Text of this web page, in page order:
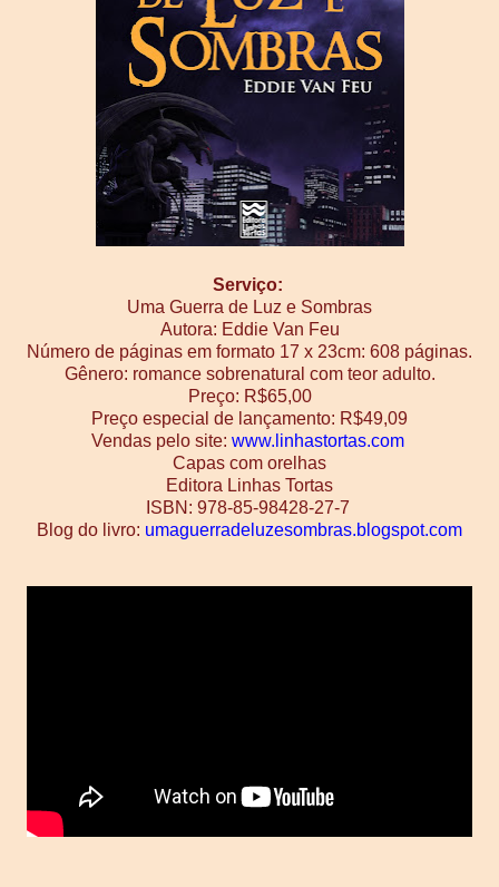
Serviço:
Uma Guerra de Luz e Sombras
Autora: Eddie Van Feu
Número de páginas em formato 17 x 23cm: 608 páginas.
Gênero: romance sobrenatural com teor adulto.
Preço: R$65,00
Preço especial de lançamento: R$49,09
Vendas pelo site: www.linhastortas.com
Capas com orelhas
Editora Linhas Tortas
ISBN: 978-85-98428-27-7
Blog do livro: umaguerradeluzesombras.blogspot.com